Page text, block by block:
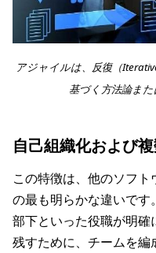
アジャイルは、反復（
基づく方法論ま
自己組織化および
この特徴は、他のソフ
の最も明らかな違いです
部下といった役職が明
残すために、チームを